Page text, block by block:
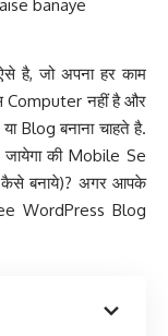
जो अपना हर काम
नहीं है और
बनाना चाहते है.
जायेगा की Mobile Se
बनाये)? अगर आपके
WordPress Blog